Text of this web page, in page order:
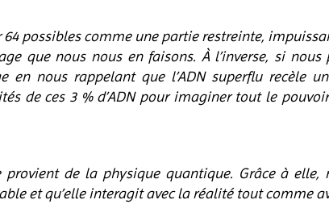
64 possibles comme une partie restreinte,
que nous nous en faisons. À l’inverse, si nous
nous rappelant que l’ADN superflu recèle
de ces 3 % d’ADN pour imaginer tout le
de la physique quantique. Grâce à elle,
et qu’elle interagit avec la réalité tout comme